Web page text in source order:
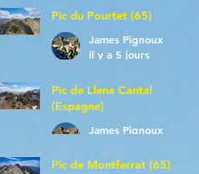
Pic du Pourtet (65)
James Pignoux
il y a 5 jours
Pic de Llena Cantal
(Espagne)
James Pignoux
Pic de Montferrat (65)